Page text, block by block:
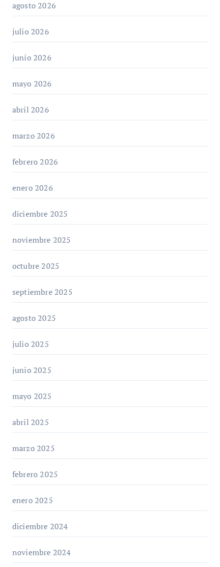
agosto 2026
julio 2026
junio 2026
mayo 2026
abril 2026
marzo 2026
febrero 2026
enero 2026
diciembre 2025
noviembre 2025
octubre 2025
septiembre 2025
agosto 2025
julio 2025
junio 2025
mayo 2025
abril 2025
marzo 2025
febrero 2025
enero 2025
diciembre 2024
noviembre 2024